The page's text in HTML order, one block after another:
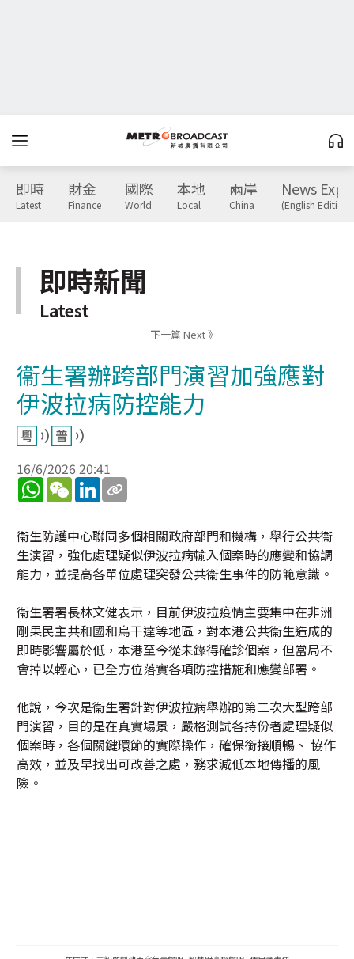
即時
Latest
財金
Finance
國際
World
本地
Local
兩岸
China
News
(English Edition)
即時新聞
Latest
下一篇 Next 》
衞生署辦跨部門演習加強應對
伊波拉病防控能力
16/6/2026 20:41
WhatsApp
WeChatLinkedIn
衞生防護中心聯同多個相關政府部門和機構，舉行公共衞
生演習，強化處理疑似伊波拉病輸入個案時的應變和協調
能力，並提高各單位處理突發公共衞生事件的防範意識。
衞生署署長林文健表示，目前伊波拉疫情主要集中在非洲
剛果民主共和國和烏干達等地區，對本港公共衞生造成的
即時影響屬於低，本港至今從未錄得確診個案，但當局不
會掉以輕心，已全方位落實各項防控措施和應變部署。
他說，今次是衞生署針對伊波拉病舉辦的第二次大型跨部
門演習，目的是在真實場景，嚴格測試各持份者處理疑似
個案時，各個關鍵環節的實際操作，確保銜接順暢、 協作
高效，並及早找出可改善之處，務求減低本地傳播的風
險。